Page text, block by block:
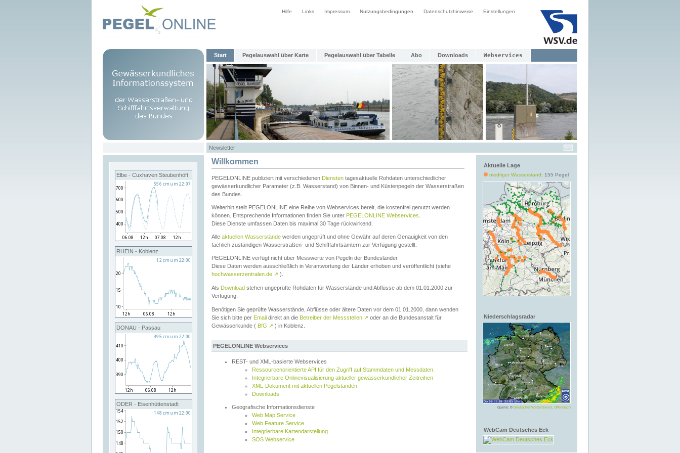
Hilfe Links Impressum Nutzungsbedingungen Datenschutzhinweise Einstellungen
Start Pegelauswahl über Karte Pegelauswahl über Tabelle Abo Downloads Webservices
Newsletter
Elbe - Cuxhaven Steubenhöft
RHEIN - Koblenz
DONAU - Passau
ODER - Eisenhüttenstadt
Aktuelle Lage
niedriger Wasserstand: 155 Pegel
Niederschlagsradar
Quelle: © Deutscher Wetterdienst, Offenbach
WebCam Deutsches Eck
Willkommen
PEGELONLINE publiziert mit verschiedenen Diensten tagesaktuelle Rohdaten unterschiedlicher
gewässerkundlicher Parameter (z.B. Wasserstand) von Binnen- und Küstenpegeln der Wasserstraßen
des Bundes.
Weiterhin stellt PEGELONLINE eine Reihe von Webservices bereit, die kostenfrei genutzt werden
können. Entsprechende Informationen finden Sie unter PEGELONLINE Webservices
Diese Dienste umfassen Daten bis maximal 30 Tage rückwirkend.
Alle aktuellen Wasserstände werden ungeprüft und ohne Gewähr auf deren Genauigkeit von den
fachlich zuständigen Wasserstraßen- und Schifffahrtsämtern zur Verfügung gestellt.
PEGELONLINE verfügt nicht über Messwerte von Pegeln der Bundesländer.
Diese Daten werden ausschließlich in Verantwortung der Länder erhoben und veröffentlicht (siehe
hochwasserzentralen.de ↗ ).
Als Download stehen ungeprüfte Rohdaten für Wasserstände und Abflüsse ab dem 01.01.2000 zur
Verfügung.
Benötigen Sie geprüfte Wasserstände, Abflüsse oder ältere Daten vor dem 01.01.2000, dann wenden
Sie sich bitte per Email direkt an die Betreiber der Messstellen ↗ oder an die Bundesanstalt für
Gewässerkunde ( BfG ↗ ) in Koblenz.
PEGELONLINE Webservices
REST- und XML-basierte Webservices
Ressourcenorientierte API für den Zugriff auf Stammdaten und Messdaten.
Integrierbare Onlinevisualisierung aktueller gewässerkundlicher Zeitreihen
XML-Dokument mit aktuellen Pegelständen
Downloads
Geografische Informationsdienste
Web Map Service
Web Feature Service
Integrierbare Kartendarstellung
SOS Webservice